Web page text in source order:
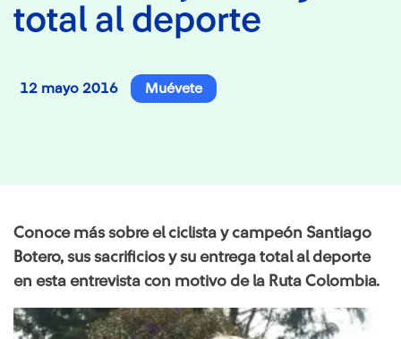
total al deporte
12 mayo 2016 Muévete
Conoce más sobre el ciclista y campeón Santiago
Botero, sus sacrificios y su entrega total al deporte
en esta entrevista con motivo de la Ruta Colombia.